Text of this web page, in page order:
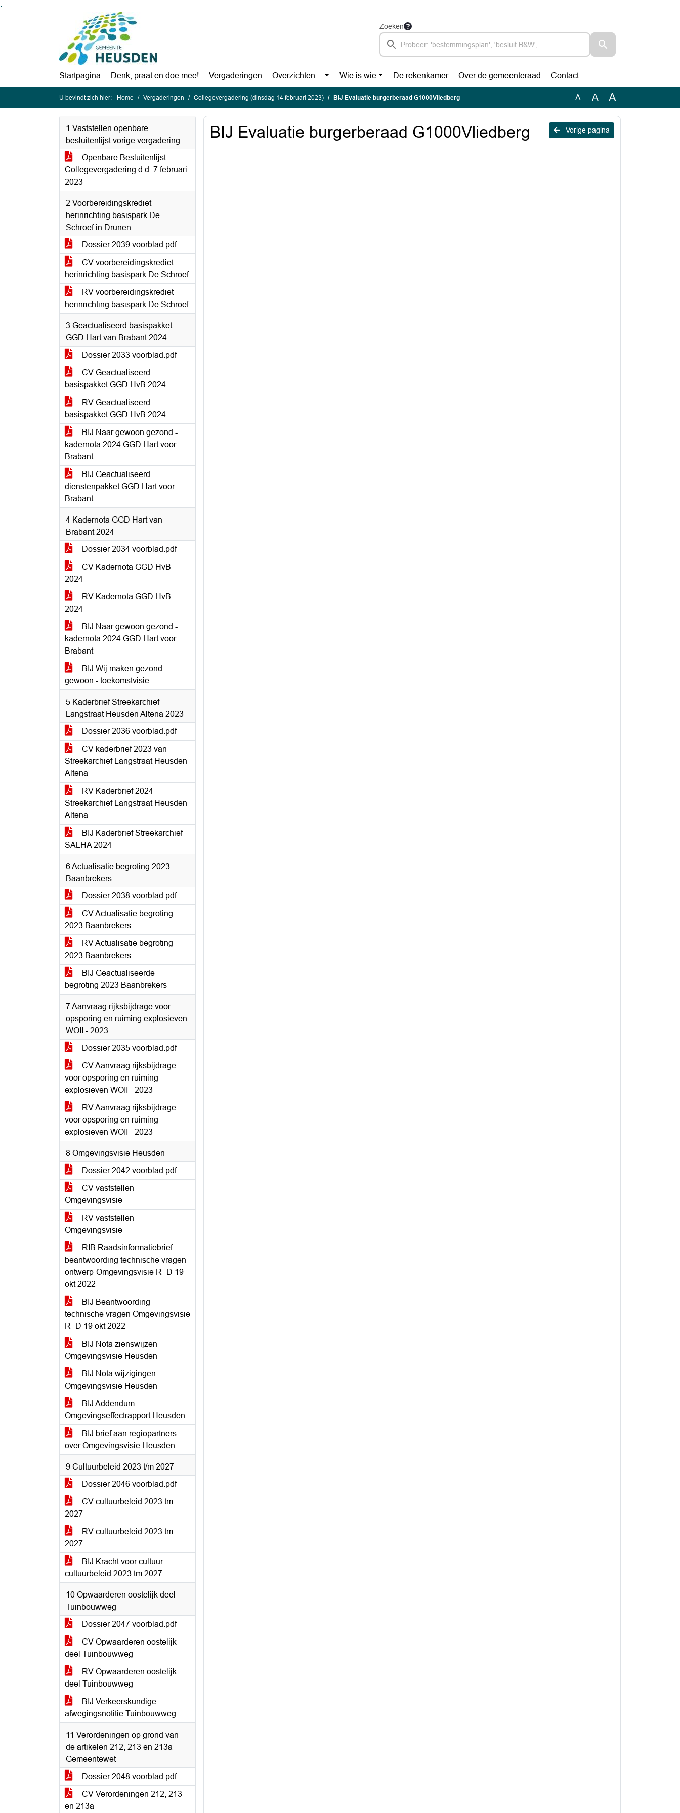
Ga naar de inhoud van deze pagina
Zoeken
Startpagina Denk, praat en doe mee! Vergaderingen Overzichten Wie is wie De rekenkamer Over de gemeenteraad Contact
U bevindt zich hier: Home Vergaderingen Collegevergadering (dinsdag 14 februari 2023) BIJ Evaluatie burgerberaad G1000Vliedberg A A A
1 Vaststellen openbare
besluitenlijst vorige vergadering
Openbare Besluitenlijst
Collegevergadering d.d. 7 februari
2023
2 Voorbereidingskrediet
herinrichting basispark De
Schroef in Drunen
Dossier 2039 voorblad.pdf
CV voorbereidingskrediet
herinrichting basispark De Schroef
RV voorbereidingskrediet
herinrichting basispark De Schroef
3 Geactualiseerd basispakket
GGD Hart van Brabant 2024
Dossier 2033 voorblad.pdf
CV Geactualiseerd
basispakket GGD HvB 2024
RV Geactualiseerd
basispakket GGD HvB 2024
BIJ Naar gewoon gezond -
kadernota 2024 GGD Hart voor
Brabant
BIJ Geactualiseerd
dienstenpakket GGD Hart voor
Brabant
4 Kadernota GGD Hart van
Brabant 2024
Dossier 2034 voorblad.pdf
CV Kadernota GGD HvB
2024
RV Kadernota GGD HvB
2024
BIJ Naar gewoon gezond -
kadernota 2024 GGD Hart voor
Brabant
BIJ Wij maken gezond
gewoon - toekomstvisie
5 Kaderbrief Streekarchief
Langstraat Heusden Altena 2023
Dossier 2036 voorblad.pdf
CV kaderbrief 2023 van
Streekarchief Langstraat Heusden
Altena
RV Kaderbrief 2024
Streekarchief Langstraat Heusden
Altena
BIJ Kaderbrief Streekarchief
SALHA 2024
6 Actualisatie begroting 2023
Baanbrekers
Dossier 2038 voorblad.pdf
CV Actualisatie begroting
2023 Baanbrekers
RV Actualisatie begroting
2023 Baanbrekers
BIJ Geactualiseerde
begroting 2023 Baanbrekers
7 Aanvraag rijksbijdrage voor
opsporing en ruiming explosieven
WOII - 2023
Dossier 2035 voorblad.pdf
CV Aanvraag rijksbijdrage
voor opsporing en ruiming
explosieven WOII - 2023
RV Aanvraag rijksbijdrage
voor opsporing en ruiming
explosieven WOII - 2023
8 Omgevingsvisie Heusden
Dossier 2042 voorblad.pdf
CV vaststellen
Omgevingsvisie
RV vaststellen
Omgevingsvisie
RIB Raadsinformatiebrief
beantwoording technische vragen
ontwerp-Omgevingsvisie R_D 19
okt 2022
BIJ Beantwoording
technische vragen Omgevingsvisie
R_D 19 okt 2022
BIJ Nota zienswijzen
Omgevingsvisie Heusden
BIJ Nota wijzigingen
Omgevingsvisie Heusden
BIJ Addendum
Omgevingseffectrapport Heusden
BIJ brief aan regiopartners
over Omgevingsvisie Heusden
9 Cultuurbeleid 2023 t/m 2027
Dossier 2046 voorblad.pdf
CV cultuurbeleid 2023 tm
2027
RV cultuurbeleid 2023 tm
2027
BIJ Kracht voor cultuur
cultuurbeleid 2023 tm 2027
10 Opwaarderen oostelijk deel
Tuinbouwweg
Dossier 2047 voorblad.pdf
CV Opwaarderen oostelijk
deel Tuinbouwweg
RV Opwaarderen oostelijk
deel Tuinbouwweg
BIJ Verkeerskundige
afwegingsnotitie Tuinbouwweg
11 Verordeningen op grond van
de artikelen 212, 213 en 213a
Gemeentewet
Dossier 2048 voorblad.pdf
CV Verordeningen 212, 213
en 213a
Vorige pagina
BIJ Evaluatie burgerberaad G1000Vliedberg